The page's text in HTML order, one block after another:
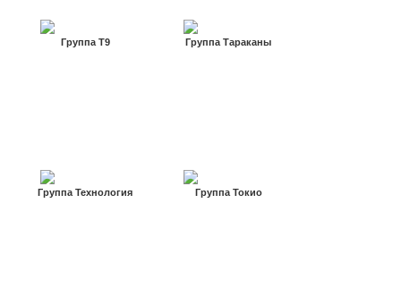
Группа Т9 Группа Тараканы
Группа Технология Группа Токио